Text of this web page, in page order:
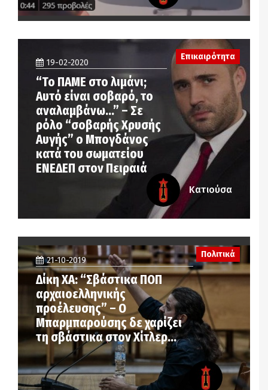
19-02-2020
“Το ΠΑΜΕ στο λιμάνι;
Αυτό είναι σοβαρό, το
αναλαμβάνω…” – Σε
ρόλο “σοβαρής Χρυσής
Αυγής” ο Μπογδάνος
κατά του σωματείου
ΕΝΕΔΕΠ στον Πειραιά
Επικαιρότητα
Κατιούσα
Πολιτικά
21-10-2019
Δίκη ΧΑ: “Σβάστικα ΠΟΠ
αρχαιοελληνικής
προέλευσης” – Ο
Μπαρμπαρούσης δε χαρίζει
τη σβάστικα στον Χίτλερ…